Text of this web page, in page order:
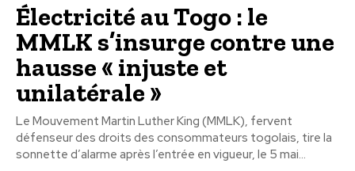
Électricité au Togo : le
MMLK s’insurge contre une
hausse « injuste et
unilatérale »
Le Mouvement Martin Luther King (MMLK), fervent
défenseur des droits des consommateurs togolais, tire la
sonnette d’alarme après l’entrée en vigueur, le 5 mai...